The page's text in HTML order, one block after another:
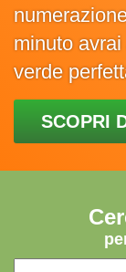
minuto
verde
SCOPRI